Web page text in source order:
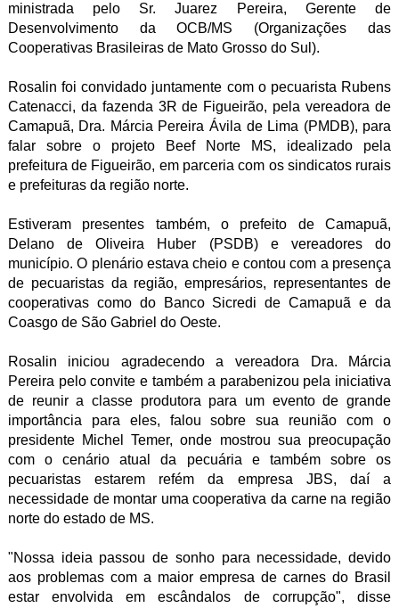
ministrada pelo Sr. Juarez Pereira, Gerente de
Desenvolvimento da OCB/MS (Organizações das
Cooperativas Brasileiras de Mato Grosso do Sul).
Rosalin foi convidado juntamente com o pecuarista Rubens
Catenacci, da fazenda 3R de Figueirão, pela vereadora de
Camapuã, Dra. Márcia Pereira Ávila de Lima (PMDB), para
falar sobre o projeto Beef Norte MS, idealizado pela
prefeitura de Figueirão, em parceria com os sindicatos rurais
e prefeituras da região norte.
Estiveram presentes também, o prefeito de Camapuã,
Delano de Oliveira Huber (PSDB) e vereadores do
município. O plenário estava cheio e contou com a presença
de pecuaristas da região, empresários, representantes de
cooperativas como do Banco Sicredi de Camapuã e da
Coasgo de São Gabriel do Oeste.
Rosalin iniciou agradecendo a vereadora Dra. Márcia
Pereira pelo convite e também a parabenizou pela iniciativa
de reunir a classe produtora para um evento de grande
importância para eles, falou sobre sua reunião com o
presidente Michel Temer, onde mostrou sua preocupação
com o cenário atual da pecuária e também sobre os
pecuaristas estarem refém da empresa JBS, daí a
necessidade de montar uma cooperativa da carne na região
norte do estado de MS.
"Nossa ideia passou de sonho para necessidade, devido
aos problemas com a maior empresa de carnes do Brasil
estar envolvida em escândalos de corrupção", disse